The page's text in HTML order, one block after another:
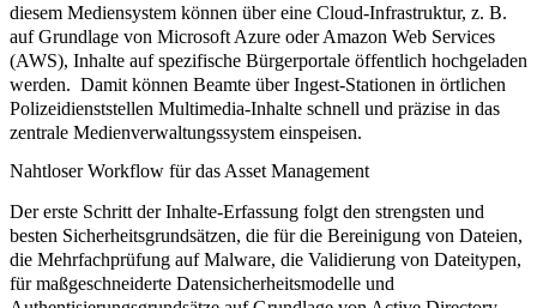
diesem Mediensystem können über eine Cloud-Infrastruktur, z. B.
auf Grundlage von Microsoft Azure oder Amazon Web Services
(AWS), Inhalte auf spezifische Bürgerportale öffentlich hochgeladen
werden. Damit können Beamte über Ingest-Stationen in örtlichen
Polizeidienststellen Multimedia-Inhalte schnell und präzise in das
zentrale Medienverwaltungssystem einspeisen.
Nahtloser Workflow für das Asset Management
Der erste Schritt der Inhalte-Erfassung folgt den strengsten und
besten Sicherheitsgrundsätzen, die für die Bereinigung von Dateien,
die Mehrfachprüfung auf Malware, die Validierung von Dateitypen,
für maßgeschneiderte Datensicherheitsmodelle und